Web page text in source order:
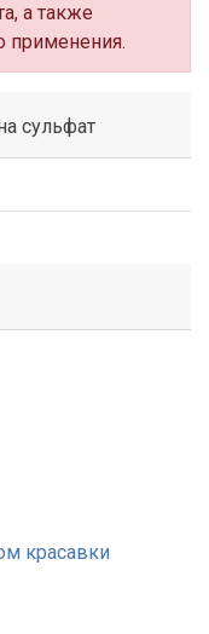
а также
применения.
сульфат
красавки